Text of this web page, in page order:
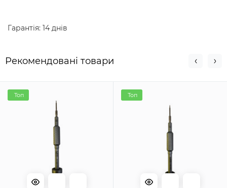
Гарантія: 14 днів
Рекомендовані товари
Топ Топ